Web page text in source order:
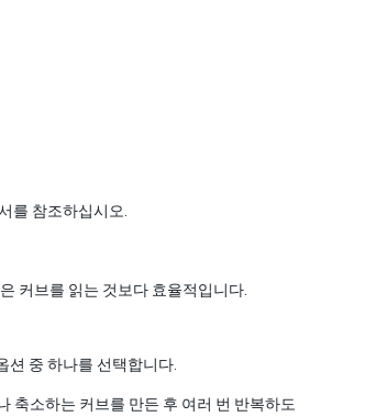
를 참조하십시오.
커브를 읽는 것보다 효율적입니다.
중 하나를 선택합니다.
축소하는 커브를 만든 후 여러 번 반복하도